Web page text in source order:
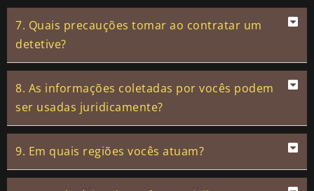
7. Quais precauções tomar ao contratar um
detetive?
8. As informações coletadas por vocês podem
ser usadas juridicamente?
9. Em quais regiões vocês atuam?